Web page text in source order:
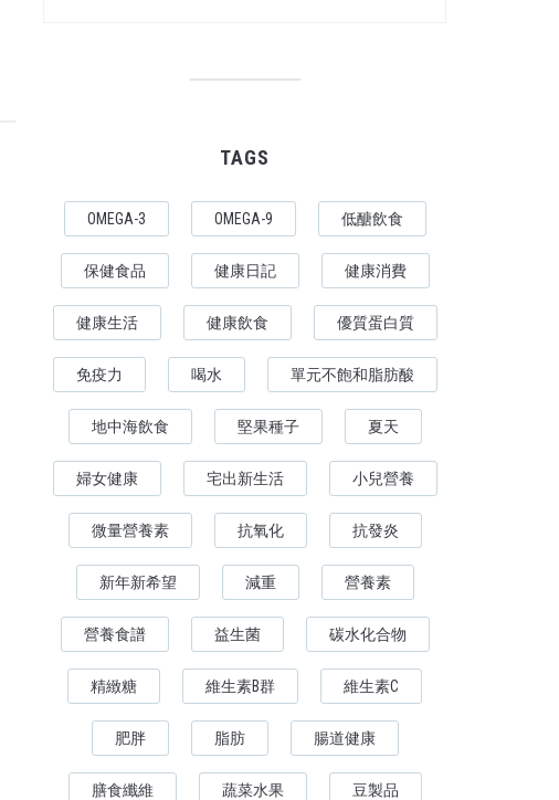
TAGS
OMEGA-3 OMEGA-9 低醣飲食
保健食品 健康日記 健康消費
健康生活 健康飲食 優質蛋白質
免疫力 喝水 單元不飽和脂肪酸
地中海飲食 堅果種子 夏天
婦女健康 宅出新生活 小兒營養
微量營養素 抗氧化 抗發炎
新年新希望 減重 營養素
營養食譜 益生菌 碳水化合物
精緻糖 維生素B群 維生素C
肥胖 脂肪 腸道健康
膳食纖維 蔬菜水果 豆製品